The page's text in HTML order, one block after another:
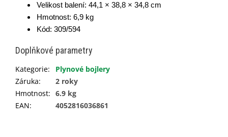
Velikost balení: 44,1 × 38,8 × 34,8 cm
Hmotnost: 6,9 kg
Kód: 309/594
Doplňkové parametry
Kategorie:
Plynové bojlery
Záruka:
2 roky
Hmotnost: 6.9 kg
EAN: 4052816036861